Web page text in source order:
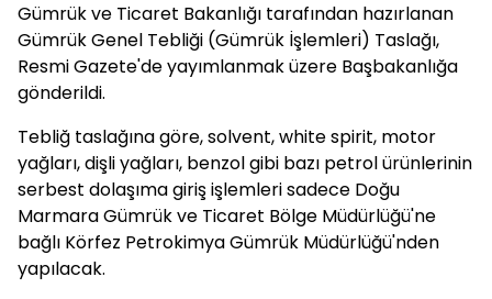
Gümrük ve Ticaret Bakanlığı tarafından hazırlanan
Gümrük Genel Tebliği (Gümrük İşlemleri) Taslağı,
Resmi Gazete'de yayımlanmak üzere Başbakanlığa
gönderildi.
Tebliğ taslağına göre, solvent, white spirit, motor
yağları, dişli yağları, benzol gibi bazı petrol ürünlerinin
serbest dolaşıma giriş işlemleri sadece Doğu
Marmara Gümrük ve Ticaret Bölge Müdürlüğü'ne
bağlı Körfez Petrokimya Gümrük Müdürlüğü'nden
yapılacak.